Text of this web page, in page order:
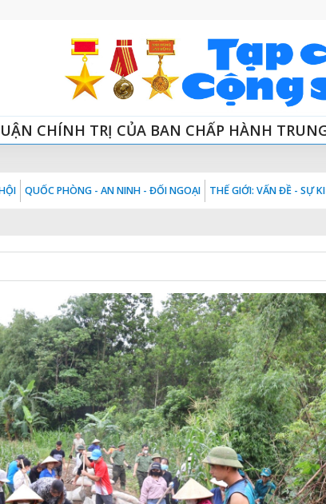
CHÍNH TRỊ CỦA BAN CHẤP HÀNH
QUỐC PHÒNG - AN NINH - ĐỐI NGOẠI THẾ GIỚI: VẤN ĐỀ - SỰ